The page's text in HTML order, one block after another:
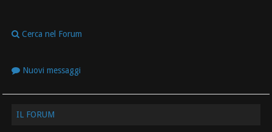
Cerca nel Forum
Nuovi messaggi
IL FORUM